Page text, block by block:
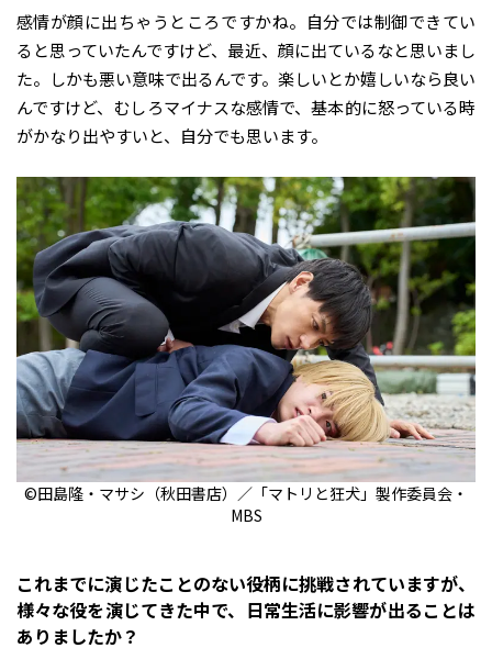
感情が顔に出ちゃうところですかね。自分では制御できてい
ると思っていたんですけど、最近、顔に出ているなと思いまし
た。しかも悪い意味で出るんです。楽しいとか嬉しいなら良い
んですけど、むしろマイナスな感情で、基本的に怒っている時
がかなり出やすいと、自分でも思います。
©田島隆・マサシ（秋田書店）／「マトリと狂犬」製作委員会・
MBS
――これまでに演じたことのない役柄に挑戦されていますが、
様々な役を演じてきた中で、日常生活に影響が出ることは
ありましたか？